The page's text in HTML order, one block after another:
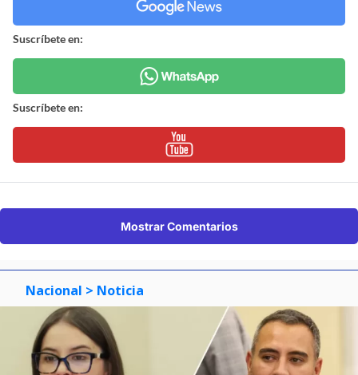
Suscríbete en:
Suscríbete en:
Mostrar Comentarios
Nacional > Noticia